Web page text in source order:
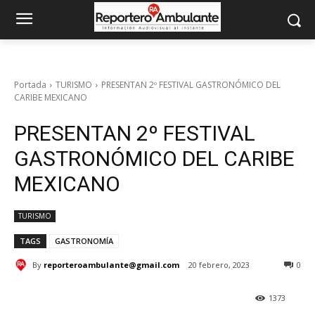
Portada TURISMO
PRESENTAN 2º FESTIVAL GASTRONÓMICO DEL
CARIBE MEXICANO
PRESENTAN 2º FESTIVAL
GASTRONÓMICO DEL CARIBE
MEXICANO
TURISMO
TAGS GASTRONOMÍA
By reporteroambulante@gmail.com 20 febrero, 2023 0
1373